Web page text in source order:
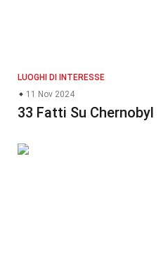
LUOGHI DI INTERESSE
11 Nov 2024
33 Fatti Su Chernobyl